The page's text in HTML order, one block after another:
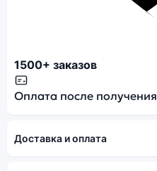
1500+ заказов
Оплата после получения
Доставка и оплата